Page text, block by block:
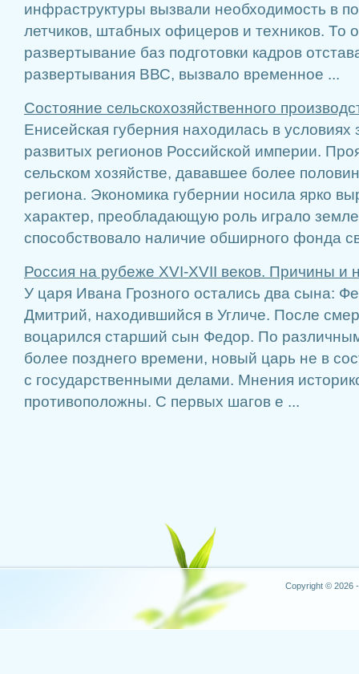
инфраструктуры вызвали необходимость в
летчиков, штабных офицеров и техников. То
развертывание баз подготовки кадров
развертывания ВВС, вызвало временное ...
Состояние сельскохозяйственного
Енисейская губерния находилась в условиях
развитых регионов Российской империи.
сельском хозяйстве, дававшее более
региона. Экономика губернии носила ярко
характер, преобладающую роль играло
способствовало наличие обширного фонда
Россия на рубеже XVI-XVII веков. Причины и
У царя Ивана Грозного остались два сына:
Дмитрий, находившийся в Угличе. После
воцарился старший сын Федор. По
более позднего времени, новый царь не в
с государственными делами. Мнения
противоположны. С первых шагов е ...
Copyright © 2026